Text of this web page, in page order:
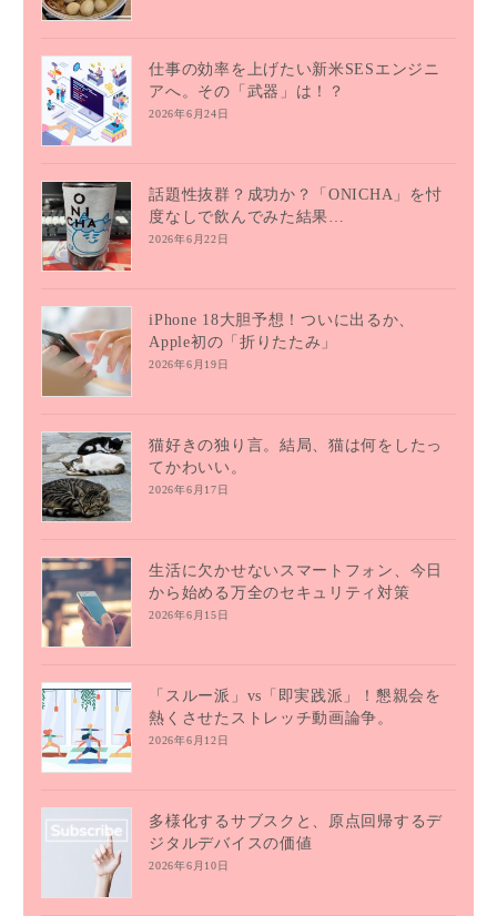
仕事の効率を上げたい新米SESエンジニ
アへ。その「武器」は！？
2026年6月24日
話題性抜群？成功か？「ONICHA」を忖
度なしで飲んでみた結果…
2026年6月22日
iPhone 18大胆予想！ついに出るか、
Apple初の「折りたたみ」
2026年6月19日
猫好きの独り言。結局、猫は何をしたっ
てかわいい。
2026年6月17日
生活に欠かせないスマートフォン、今日
から始める万全のセキュリティ対策
2026年6月15日
「スルー派」vs「即実践派」！懇親会を
熱くさせたストレッチ動画論争。
2026年6月12日
多様化するサブスクと、原点回帰するデ
ジタルデバイスの価値
2026年6月10日